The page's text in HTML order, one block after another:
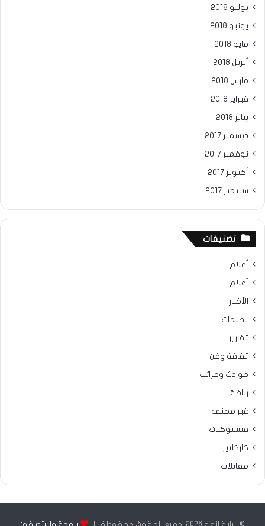
يوليو 2018
يونيو 2018
مايو 2018
أبريل 2018
مارس 2018
فبراير 2018
يناير 2018
ديسمبر 2017
نوفمبر 2017
أكتوبر 2017
سبتمبر 2017
تصنيفات
أعلام
أقلام
الأخبار
تظلمات
تقارير
ثقافة وفن
حوادث وغرائب
رياضة
غير مصنف
فيسبوكيات
كاركاتير
مقابلات
© الراية إنفو 2026، جميع الحقوق محفوظة | برمجة واستضافة: